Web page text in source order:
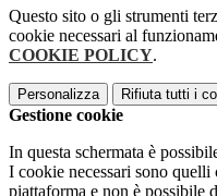
Questo sito o gli strumenti
cookie necessari al
COOKIE POLICY.
Personalizza Rifiuta tutti i
Gestione cookie
In questa schermata è
I cookie necessari sono
piattaforma e non è possibile